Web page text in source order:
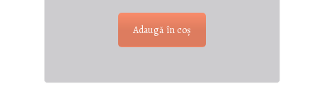
Adaugă în coș